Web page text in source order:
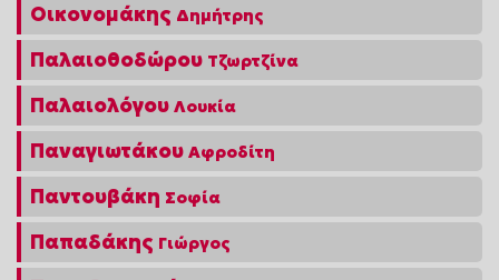
Οικονομάκης Δημήτρης
Παλαιοθοδώρου Τζωρτζίνα
Παλαιολόγου Λουκία
Παναγιωτάκου Αφροδίτη
Παντουβάκη Σοφία
Παπαδάκης Γιώργος